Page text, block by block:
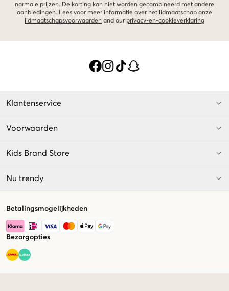
normale prijzen. De korting kan niet worden gecombineerd met andere
aanbiedingen. Lees voor meer informatie over het lidmaatschap onze
lidmaatschapsvoorwaarden and our privacy-en-cookieverklaring
Klantenservice
Voorwaarden
Kids Brand Store
Nu trendy
Betalingsmogelijkheden
Bezorgopties